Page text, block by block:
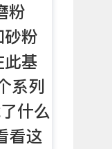
粉
粉
基
系列
什么
看这